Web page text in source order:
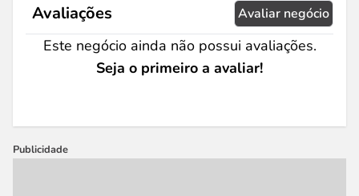
Avaliações Avaliar negócio
Este negócio ainda não possui avaliações.
Seja o primeiro a avaliar!
Publicidade